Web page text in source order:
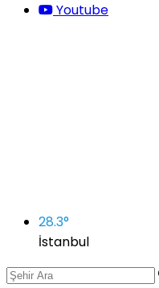
Youtube
28.3°
İstanbul